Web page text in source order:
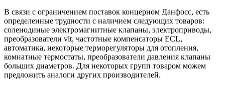
В связи с ограничением поставок концерном Данфосс, есть
определенные трудности с наличием следующих товаров:
соленодиные электромагнитные клапаны, электроприводы,
преобразователи vlt, частотные компенсаторы ECL,
автоматика, некоторые терморегуляторы для отопления,
комнатные термостаты, преобразователи давления клапаны
больших диаметров. Для некоторых групп товаром можем
предложить аналоги других производителей.